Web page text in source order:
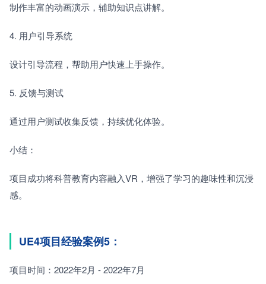
制作丰富的动画演示，辅助知识点讲解。
4. 用户引导系统
设计引导流程，帮助用户快速上手操作。
5. 反馈与测试
通过用户测试收集反馈，持续优化体验。
小结：
项目成功将科普教育内容融入VR，增强了学习的趣味性和沉浸
感。
UE4项目经验案例5：
项目时间：2022年2月 - 2022年7月